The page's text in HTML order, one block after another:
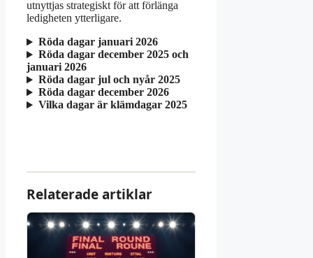
utnyttjas strategiskt för att förlänga
ledigheten ytterligare.
Röda dagar januari 2026
Röda dagar december 2025 och
januari 2026
Röda dagar jul och nyår 2025
Röda dagar december 2026
Vilka dagar är klämdagar 2025
Relaterade artiklar